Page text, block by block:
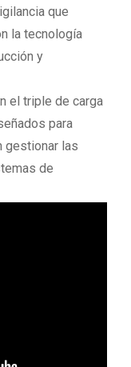
que
la tecnología
y
el triple de carga
para
gestionar las
de